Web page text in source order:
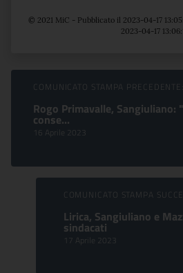
© 2021 MiC - Pubblicato il 2023-04-17
2023-04-17
Sfoglia comunicati
COMUNICATO STAMPA PRECEDENTE:
Rogo Primavalle, Sangiuliano:
conse...
16 Aprile 2023
COMUNICATO STAMPA
Lirica, Sangiuliano e
sindacati
17 Aprile 2023